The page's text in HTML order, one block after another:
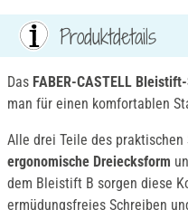
Produktdetails
Das FABER-CASTELL
man für einen komfortablen
Alle drei Teile des praktischen
ergonomische Dreiecksform
dem Bleistift B sorgen diese
ermüdungsfreies Schreiben